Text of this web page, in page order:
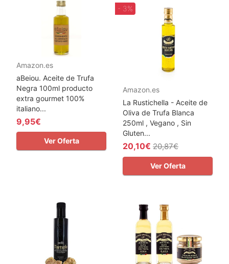
Amazon.es
aBeiou. Aceite de Trufa
Negra 100ml producto
extra gourmet 100%
italiano...
9,95€
Ver Oferta
- 3%
Amazon.es
La Rustichella - Aceite de
Oliva de Trufa Blanca
250ml , Vegano , Sin
Gluten...
20,10€ 20,87€
Ver Oferta